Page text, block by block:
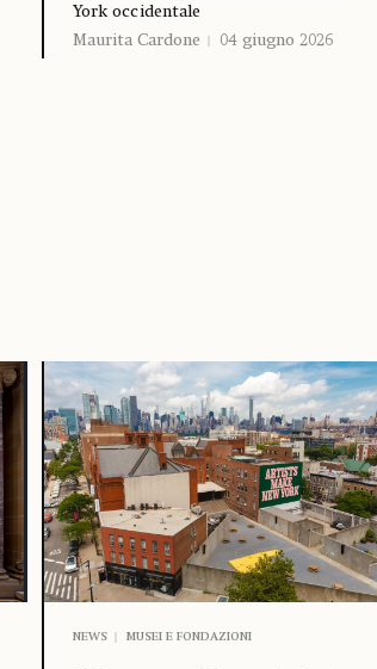
York occidentale
Maurita Cardone
04 giugno 2026
NEWS MUSEI E FONDAZIONI